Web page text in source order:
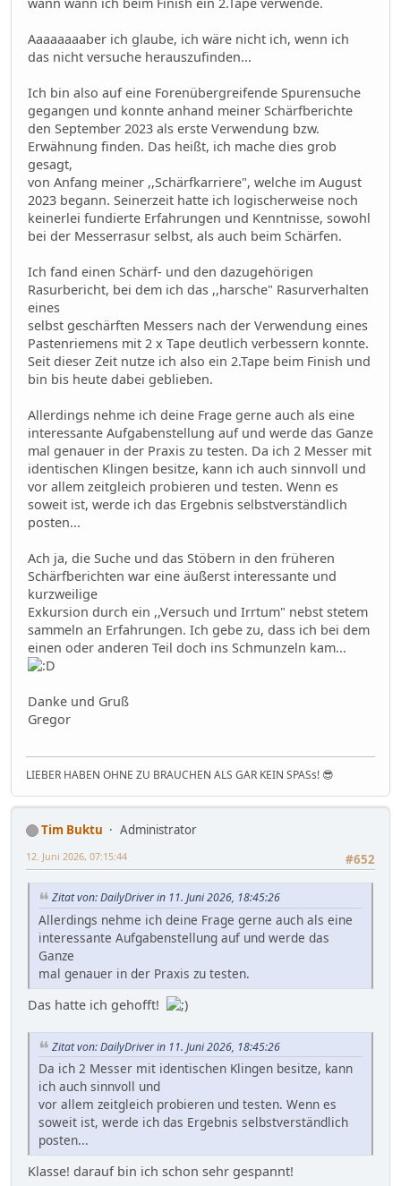
Aaaaaaaaber ich glaube, ich wäre nicht ich, wenn ich
das nicht versuche herauszufinden...
Ich bin also auf eine Forenübergreifende Spurensuche
gegangen und konnte anhand meiner Schärfberichte
den September 2023 als erste Verwendung bzw.
Erwähnung finden. Das heißt, ich mache dies grob
gesagt,
von Anfang meiner ,,Schärfkarriere", welche im August
2023 begann. Seinerzeit hatte ich logischerweise noch
keinerlei fundierte Erfahrungen und Kenntnisse, sowohl
bei der Messerrasur selbst, als auch beim Schärfen.
Ich fand einen Schärf- und den dazugehörigen
Rasurbericht, bei dem ich das ,,harsche" Rasurverhalten
eines
selbst geschärften Messers nach der Verwendung eines
Pastenriemens mit 2 x Tape deutlich verbessern konnte.
Seit dieser Zeit nutze ich also ein 2.Tape beim Finish und
bin bis heute dabei geblieben.
Allerdings nehme ich deine Frage gerne auch als eine
interessante Aufgabenstellung auf und werde das Ganze
mal genauer in der Praxis zu testen. Da ich 2 Messer mit
identischen Klingen besitze, kann ich auch sinnvoll und
vor allem zeitgleich probieren und testen. Wenn es
soweit ist, werde ich das Ergebnis selbstverständlich
posten...
Ach ja, die Suche und das Stöbern in den früheren
Schärfberichten war eine äußerst interessante und
kurzweilige
Exkursion durch ein ,,Versuch und Irrtum" nebst stetem
sammeln an Erfahrungen. Ich gebe zu, dass ich bei dem
einen oder anderen Teil doch ins Schmunzeln kam...
Danke und Gruß
Gregor
LIEBER HABEN OHNE ZU BRAUCHEN ALS GAR KEIN SPASs! 😎
Tim Buktu
Administrator
#652
12. Juni 2026, 07:15:44
Zitat von: DailyDriver in 11. Juni 2026, 18:45:26
Allerdings nehme ich deine Frage gerne auch als eine
interessante Aufgabenstellung auf und werde das
Ganze
mal genauer in der Praxis zu testen.
Das hatte ich gehofft!
Zitat von: DailyDriver in 11. Juni 2026, 18:45:26
Da ich 2 Messer mit identischen Klingen besitze, kann
ich auch sinnvoll und
vor allem zeitgleich probieren und testen. Wenn es
soweit ist, werde ich das Ergebnis selbstverständlich
posten...
Klasse! darauf bin ich schon sehr gespannt!